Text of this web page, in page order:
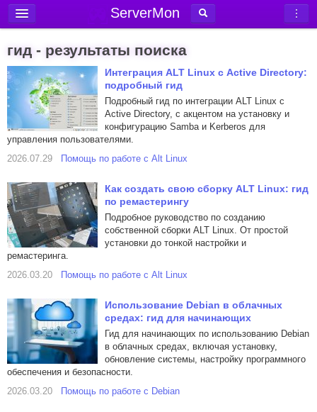
ServerMon
Новости
Блог
Статьи
Форум
Вход в аккаунт
гид - результаты поиска
Интеграция ALT Linux с Active Directory:
подробный гид
Подробный гид по интеграции ALT Linux с
Active Directory, с акцентом на установку и
конфигурацию Samba и Kerberos для
управления пользователями.
2026.07.29
Помощь по работе с Alt Linux
Как создать свою сборку ALT Linux: гид
по ремастерингу
Подробное руководство по созданию
собственной сборки ALT Linux. От простой
установки до тонкой настройки и
ремастеринга.
2026.03.20
Помощь по работе с Alt Linux
Использование Debian в облачных
средах: гид для начинающих
Гид для начинающих по использованию Debian
в облачных средах, включая установку,
обновление системы, настройку программного
обеспечения и безопасности.
2026.03.20
Помощь по работе с Debian